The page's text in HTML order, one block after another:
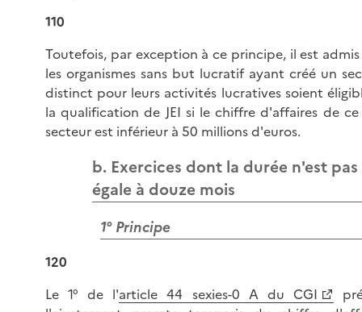
110
Toutefois, par exception à ce principe, il est
les organismes sans but lucratif ayant créé un
distinct pour leurs activités lucratives soient
la qualification de JEI si le chiffre d'affaires de ce
secteur est inférieur à 50 millions d'euros.
b. Exercices dont la durée n'est pas
égale à douze mois
1° Principe
120
Le 1° de l'article 44 sexies-0 A du CGI